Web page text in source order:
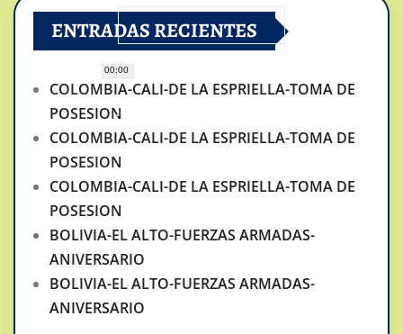
00:00
ENTRADAS RECIENTES
COLOMBIA-CALI-DE LA ESPRIELLA-TOMA DE
POSESION
COLOMBIA-CALI-DE LA ESPRIELLA-TOMA DE
POSESION
COLOMBIA-CALI-DE LA ESPRIELLA-TOMA DE
POSESION
BOLIVIA-EL ALTO-FUERZAS ARMADAS-
ANIVERSARIO
BOLIVIA-EL ALTO-FUERZAS ARMADAS-
ANIVERSARIO